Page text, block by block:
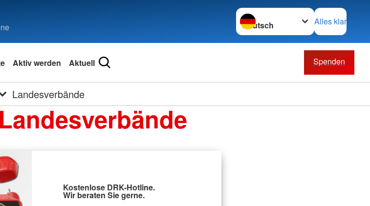
Sprache wechseln zu
Alles klar
Aktiv werden Aktuell Spenden
Landesverbände
Kostenlose DRK-Hotline.
Wir beraten Sie gerne.